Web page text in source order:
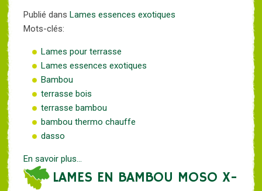
Publié dans Lames essences exotiques
Mots-clés:
Lames pour terrasse
Lames essences exotiques
Bambou
terrasse bois
terrasse bambou
bambou thermo chauffe
dasso
En savoir plus...
LAMES EN BAMBOU MOSO X-